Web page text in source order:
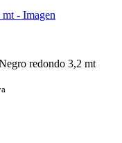
redondo 3,2 mt